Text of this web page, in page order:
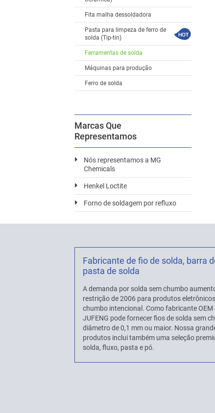
Fita malha dessoldadora
Pasta para limpeza de ferro de
solda (Tip-tin)
Ferramentas de solda
Máquinas para produção
Ferro de solda
Marcas Que
Representamos
Nós representamos a MG
Chemicals
Henkel Loctite
Forno de soldagem por refluxo
Fabricante de fio de solda, barra
pasta de solda
A demanda por solda sem chumbo
restrição de 2006 para produtos
chumbo intencional. Como fabricante OEM
JUFENG pode fornecer fios de solda sem
diâmetro de 0,1 mm ou maior. Nossa
produtos inclui também uma seleção
solda, fluxo, pasta e pó.